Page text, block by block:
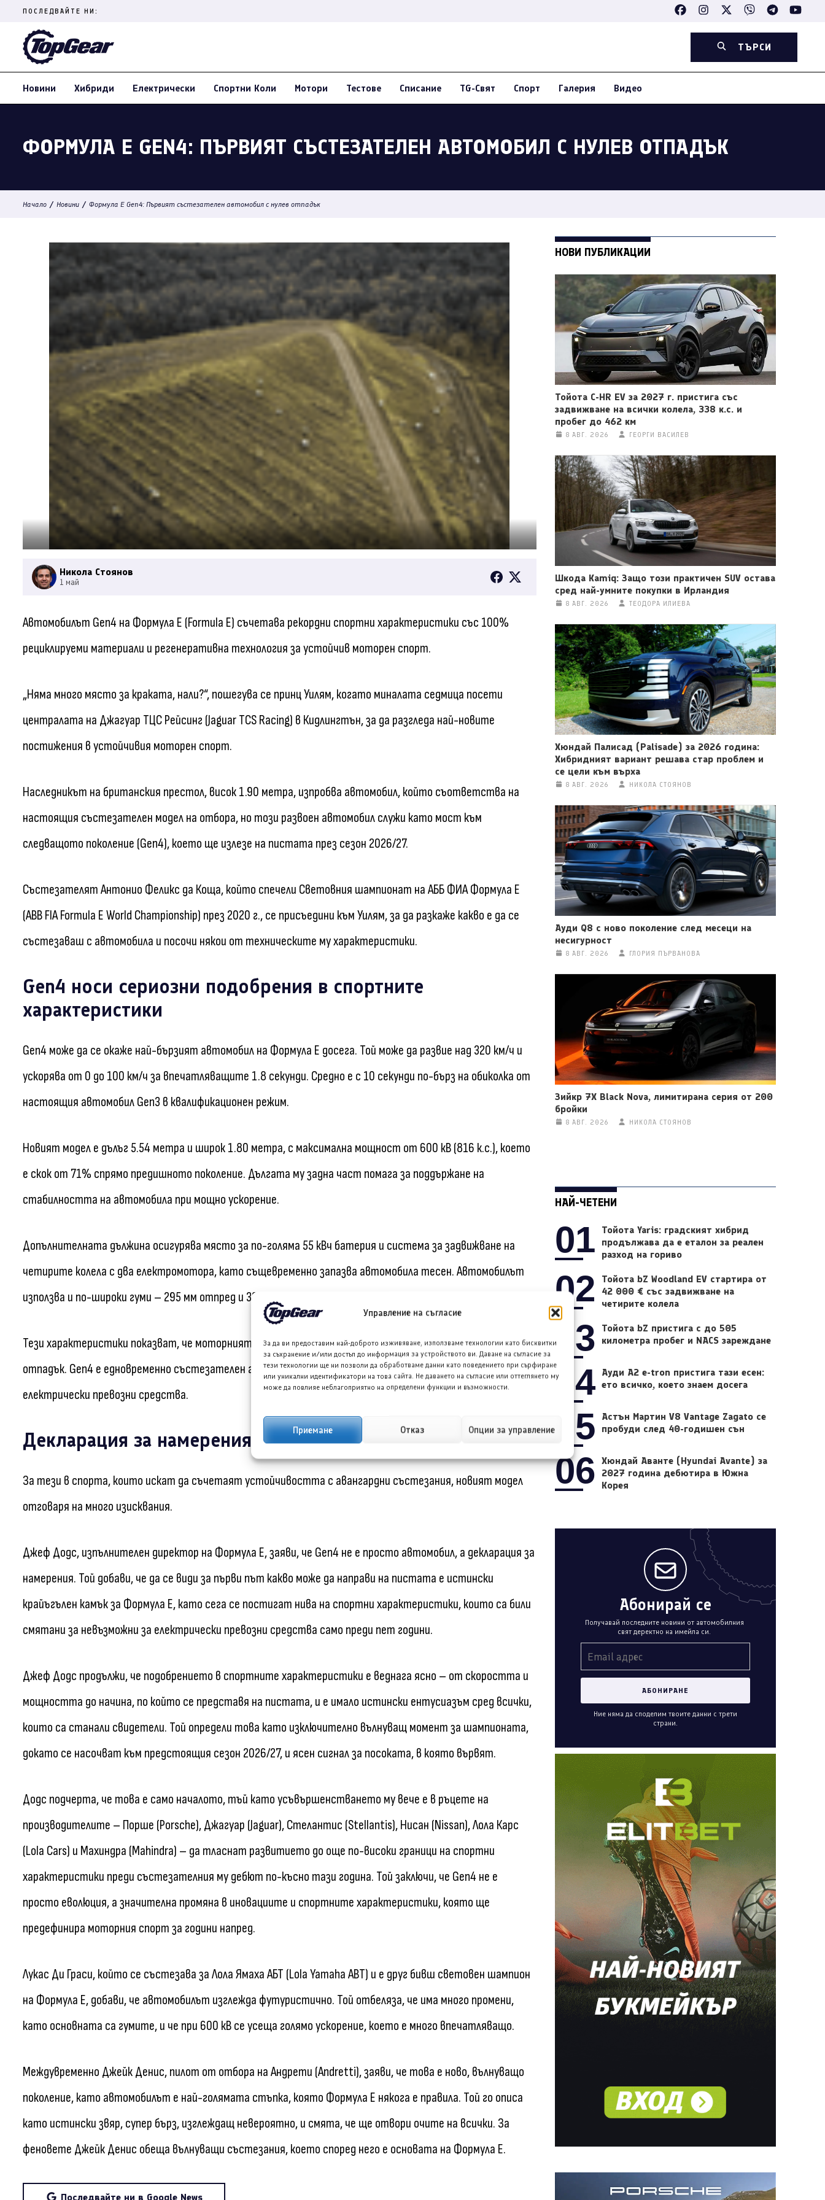
Управление на съгласие
За да ви предоставим най-доброто изживяване, използваме технологии като бисквитки
за съхранение и/или достъп до информация за устройството ви. Даване на съгласие за
тези технологии ще ни позволи да обработваме данни като поведението при сърфиране
или уникални идентификатори на това сайта. Не даването на съгласие или оттеглянето му
може да повлияе неблагоприятно на определени функции и възможности.
Приемане Отказ Опции за управление
content
(Press
ПОСЛЕДВАЙТЕ НИ:
ТЪРСИ
Новини Хибриди Електрически Спортни Коли Мотори Тестове Списание TG-Свят Спорт Галерия Видео
ФОРМУЛА Е GEN4: ПЪРВИЯТ СЪСТЕЗАТЕЛЕН АВТОМОБИЛ С НУЛЕВ ОТПАДЪК
Начало / Новини / Формула Е Gen4: Първият състезателен автомобил с нулев отпадък
Никола Стоянов
1 май
Автомобилът Gen4 на Формула Е (Formula E) съчетава рекордни спортни характеристики със 100%
рециклируеми материали и регенеративна технология за устойчив моторен спорт.
„Няма много място за краката, нали?“, пошегува се принц Уилям, когато миналата седмица посети
централата на Джагуар ТЦС Рейсинг (Jaguar TCS Racing) в Кидлингтън, за да разгледа най-новите
постижения в устойчивия моторен спорт.
Наследникът на британския престол, висок 1.90 метра, изпробва автомобил, който съответства на
настоящия състезателен модел на отбора, но този развоен автомобил служи като мост към
следващото поколение (Gen4), което ще излезе на пистата през сезон 2026/27.
Състезателят Антонио Феликс да Коща, който спечели Световния шампионат на АББ ФИА Формула Е
(ABB FIA Formula E World Championship) през 2020 г., се присъедини към Уилям, за да разкаже какво е да се
състезаваш с автомобила и посочи някои от техническите му характеристики.
Gen4 носи сериозни подобрения в спортните
характеристики
Gen4 може да се окаже най-бързият автомобил на Формула Е досега. Той може да развие над 320 км/ч и
ускорява от 0 до 100 км/ч за впечатляващите 1.8 секунди. Средно е с 10 секунди по-бърз на обиколка от
настоящия автомобил Gen3 в квалификационен режим.
Новият модел е дълъг 5.54 метра и широк 1.80 метра, с максимална мощност от 600 кВ (816 к.с.), което
е скок от 71% спрямо предишното поколение. Дългата му задна част помага за поддържане на
стабилността на автомобила при мощно ускорение.
Допълнителната дължина осигурява място за по-голяма 55 кВч батерия и система за задвижване на
четирите колела с два електромотора, като същевременно запазва автомобила тесен. Автомобилът
използва и по-широки гуми – 295 мм отпред и 330 мм отзад, за да се справи с допълнителната мощност.
Тези характеристики показват, че моторният спорт на най-високо ниво може да се стреми към нулев
отпадък. Gen4 е едновременно състезателен автомобил и изпитателна платформа за бъдещи
електрически превозни средства.
Декларация за намерения за устойчиви състезания
За тези в спорта, които искат да съчетаят устойчивостта с авангардни състезания, новият модел
отговаря на много изисквания.
Джеф Додс, изпълнителен директор на Формула Е, заяви, че Gen4 не е просто автомобил, а декларация за
намерения. Той добави, че да се види за първи път какво може да направи на пистата е истински
крайъгълен камък за Формула Е, като сега се постигат нива на спортни характеристики, които са били
смятани за невъзможни за електрически превозни средства само преди пет години.
Джеф Додс продължи, че подобрението в спортните характеристики е веднага ясно – от скоростта и
мощността до начина, по който се представя на пистата, и е имало истински ентусиазъм сред всички,
които са станали свидетели. Той определи това като изключително вълнуващ момент за шампионата,
докато се насочват към предстоящия сезон 2026/27, и ясен сигнал за посоката, в която вървят.
Додс подчерта, че това е само началото, тъй като усъвършенстването му вече е в ръцете на
производителите – Порше (Porsche), Джагуар (Jaguar), Стелантис (Stellantis), Нисан (Nissan), Лола Карс
(Lola Cars) и Махиндра (Mahindra) – да тласнат развитието до още по-високи граници на спортни
характеристики преди състезателния му дебют по-късно тази година. Той заключи, че Gen4 не е
просто еволюция, а значителна промяна в иновациите и спортните характеристики, която ще
предефинира моторния спорт за години напред.
Лукас Ди Граси, който се състезава за Лола Ямаха АБТ (Lola Yamaha ABT) и е друг бивш световен шампион
на Формула Е, добави, че автомобилът изглежда футуристично. Той отбеляза, че има много промени,
като основната са гумите, и че при 600 кВ се усеща голямо ускорение, което е много впечатляващо.
Междувременно Джейк Денис, пилот от отбора на Андрети (Andretti), заяви, че това е ново, вълнуващо
поколение, като автомобилът е най-голямата стъпка, която Формула Е някога е правила. Той го описа
като истински звяр, супер бърз, изглеждащ невероятно, и смята, че ще отвори очите на всички. За
феновете Джейк Денис обеща вълнуващи състезания, което според него е основата на Формула Е.
Последвайте ни в Google News
НОВИ ПУБЛИКАЦИИ
Тойота C-HR EV за 2027 г. пристига със
задвижване на всички колела, 338 к.с. и
пробег до 462 км
8 АВГ. 2026 ГЕОРГИ ВАСИЛЕВ
Шкода Kamiq: Защо този практичен SUV остава
сред най-умните покупки в Ирландия
8 АВГ. 2026 ТЕОДОРА ИЛИЕВА
Хюндай Палисад (Palisade) за 2026 година:
Хибридният вариант решава стар проблем и
се цели към върха
8 АВГ. 2026 НИКОЛА СТОЯНОВ
Ауди Q8 с ново поколение след месеци на
несигурност
8 АВГ. 2026 ГЛОРИЯ ПЪРВАНОВА
Зийкр 7X Black Nova, лимитирана серия от 200
бройки
8 АВГ. 2026 НИКОЛА СТОЯНОВ
НАЙ-ЧЕТЕНИ
01
Тойота Yaris: градският хибрид
продължава да е еталон за реален
разход на гориво
02
Тойота bZ Woodland EV стартира от
42 000 € със задвижване на
четирите колела
03
Тойота bZ пристига с до 505
километра пробег и NACS зареждане
04 Ауди A2 e-tron пристига тази есен:
ето всичко, което знаем досега
05
Астън Мартин V8 Vantage Zagato се
пробуди след 40-годишен сън
06 Хюндай Аванте (Hyundai Avante) за
2027 година дебютира в Южна
Корея
Абонирай се
Получавай последните новини от автомобилния
свят деректно на имейла си.
Ние няма да споделим твоите данни с трети
страни.